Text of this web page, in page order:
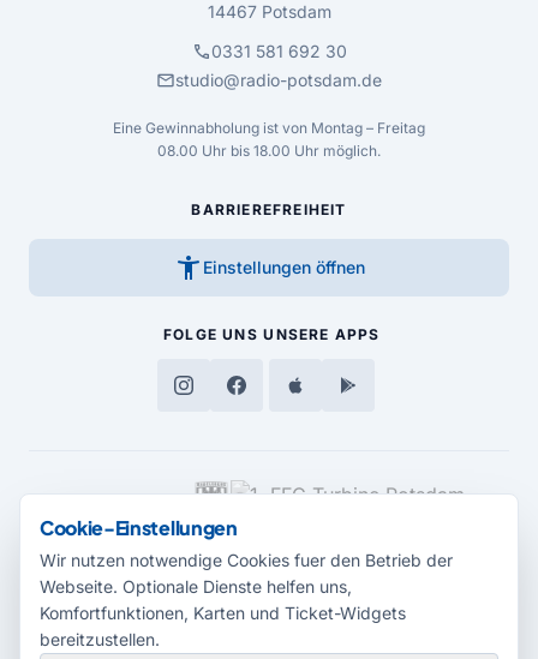
14467 Potsdam
call0331 581 692 30
mailstudio@radio-potsdam.de
Eine Gewinnabholung ist von Montag – Freitag
08.00 Uhr bis 18.00 Uhr möglich.
BARRIEREFREIHEIT
accessibility_new Einstellungen öffnen
FOLGE UNS UNSERE APPS
MEDIENPARTNER
Cookie-Einstellungen
Wir nutzen notwendige Cookies fuer den Betrieb der
Webseite. Optionale Dienste helfen uns,
Komfortfunktionen, Karten und Ticket-Widgets
bereitzustellen.